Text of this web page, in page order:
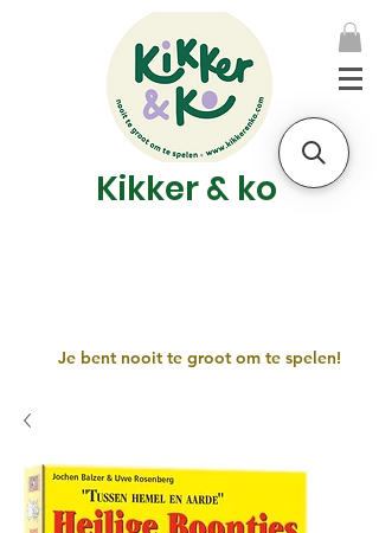
Kikker & ko
Je bent nooit te groot om te spelen!